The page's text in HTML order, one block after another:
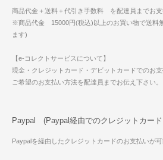
商品代金＋送料＋代引き手数料 を配達員までお支
※商品代金 15000円(税込)以上のお買い物で送料
ます)
【e-コレクトサービスについて】
現金・クレジットカード・デビットカードでのお支
ご希望のお支払い方法を配達員までお伝え下さい。
Paypal (Paypal経由でのクレジットカー
Paypalを経由したクレジットカードのお支払いが可